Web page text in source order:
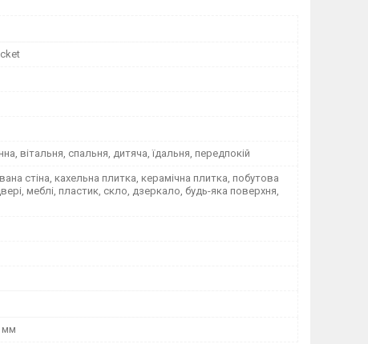
вітальня, спальня, дитяча, їдальня, передпокій
стіна, кахельна плитка, керамічна плитка, побутова
меблі, пластик, скло, дзеркало, будь-яка поверхня,
мм